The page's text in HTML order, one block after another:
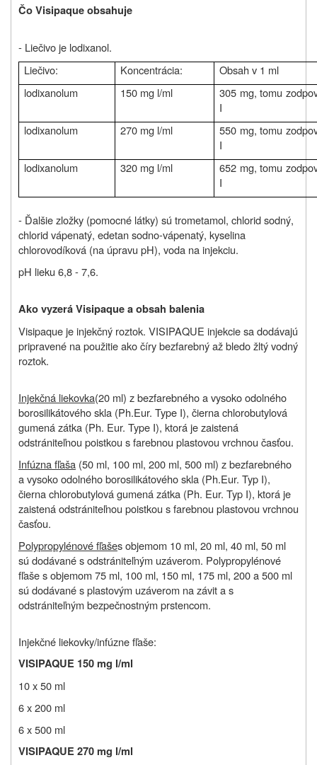
Čo Visipaque obsahuje
- Liečivo je lodixanol.
Liečivo:
Koncentrácia:
Obsah v 1 ml
lodixanolum
150 mg l/ml
305 mg, tomu
I
lodixanolum
270 mg l/ml
550 mg, tomu
I
lodixanolum
320 mg l/ml
652 mg, tomu
I
- Ďalšie zložky (pomocné látky) sú trometamol, chlorid sodný,
chlorid vápenatý, edetan sodno-vápenatý, kyselina
chlorovodíková (na úpravu pH), voda na injekciu.
pH lieku 6,8 - 7,6.
Ako vyzerá Visipaque a obsah balenia
Visipaque je injekčný roztok. VISIPAQUE injekcie sa dodávajú
pripravené na použitie ako číry bezfarebný až bledo žltý vodný
roztok.
Injekčná liekovka(20 ml) z bezfarebného a vysoko odolného
borosilikátového skla (Ph.Eur. Type I), čierna chlorobutylová
gumená zátka (Ph. Eur. Type I), ktorá je zaistená
odstrániteľnou poistkou s farebnou plastovou vrchnou časťou.
Infúzna fľaša (50 ml, 100 ml, 200 ml, 500 ml) z bezfarebného
a vysoko odolného borosilikátového skla (Ph.Eur. Typ I),
čierna chlorobutylová gumená zátka (Ph. Eur. Typ I), ktorá je
zaistená odstrániteľnou poistkou s farebnou plastovou vrchnou
časťou.
Polypropylénové fľašes objemom 10 ml, 20 ml, 40 ml, 50 ml
sú dodávané s odstrániteľným uzáverom. Polypropylénové
fľaše s objemom 75 ml, 100 ml, 150 ml, 175 ml, 200 a 500 ml
sú dodávané s plastovým uzáverom na závit a s
odstrániteľným bezpečnostným prstencom.
Injekčné liekovky/infúzne fľaše:
VISIPAQUE 150 mg l/ml
10 x 50 ml
6 x 200 ml
6 x 500 ml
VISIPAQUE 270 mg l/ml